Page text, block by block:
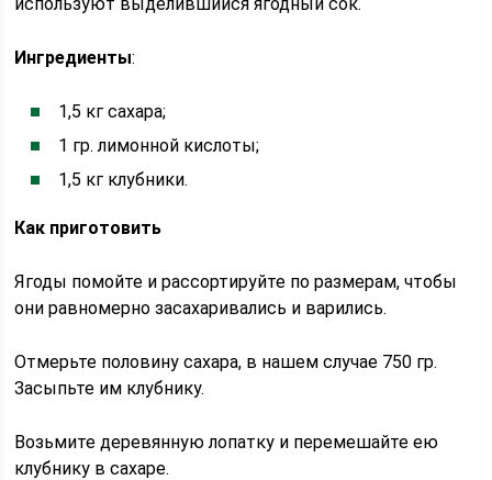
Ингредиенты:
1,5 кг сахара;
1 гр. лимонной кислоты;
1,5 кг клубники.
Как приготовить
Ягоды помойте и рассортируйте по размерам, чтобы
они равномерно засахаривались и варились.
Отмерьте половину сахара, в нашем случае 750 гр.
Засыпьте им клубнику.
Возьмите деревянную лопатку и перемешайте ею
клубнику в сахаре.